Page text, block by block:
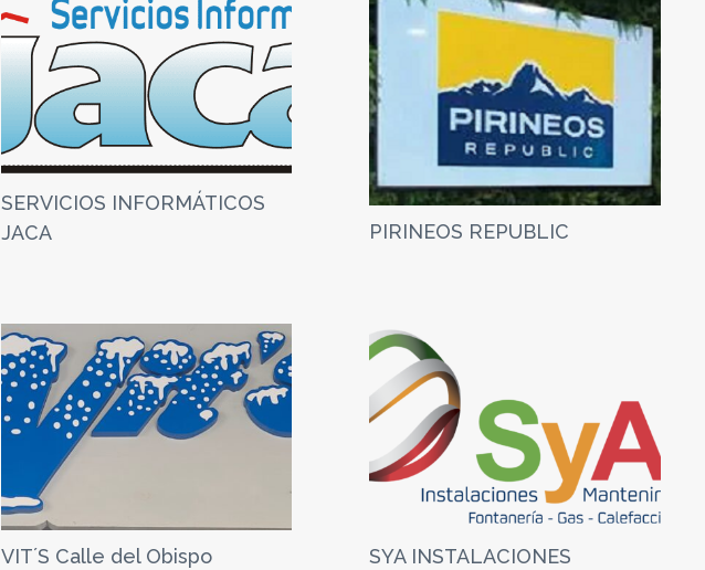
SERVICIOS INFORMÁTICOS
JACA
PIRINEOS REPUBLIC
VIT´S Calle del Obispo SYA INSTALACIONES